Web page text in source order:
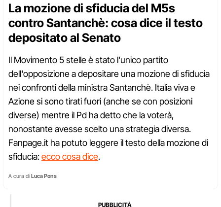
La mozione di sfiducia del M5s
contro Santanchè: cosa dice il testo
depositato al Senato
Il Movimento 5 stelle è stato l'unico partito
dell'opposizione a depositare una mozione di sfiducia
nei confronti della ministra Santanchè. Italia viva e
Azione si sono tirati fuori (anche se con posizioni
diverse) mentre il Pd ha detto che la voterà,
nonostante avesse scelto una strategia diversa.
Fanpage.it ha potuto leggere il testo della mozione di
sfiducia:ecco cosa dice.
A cura di Luca Pons